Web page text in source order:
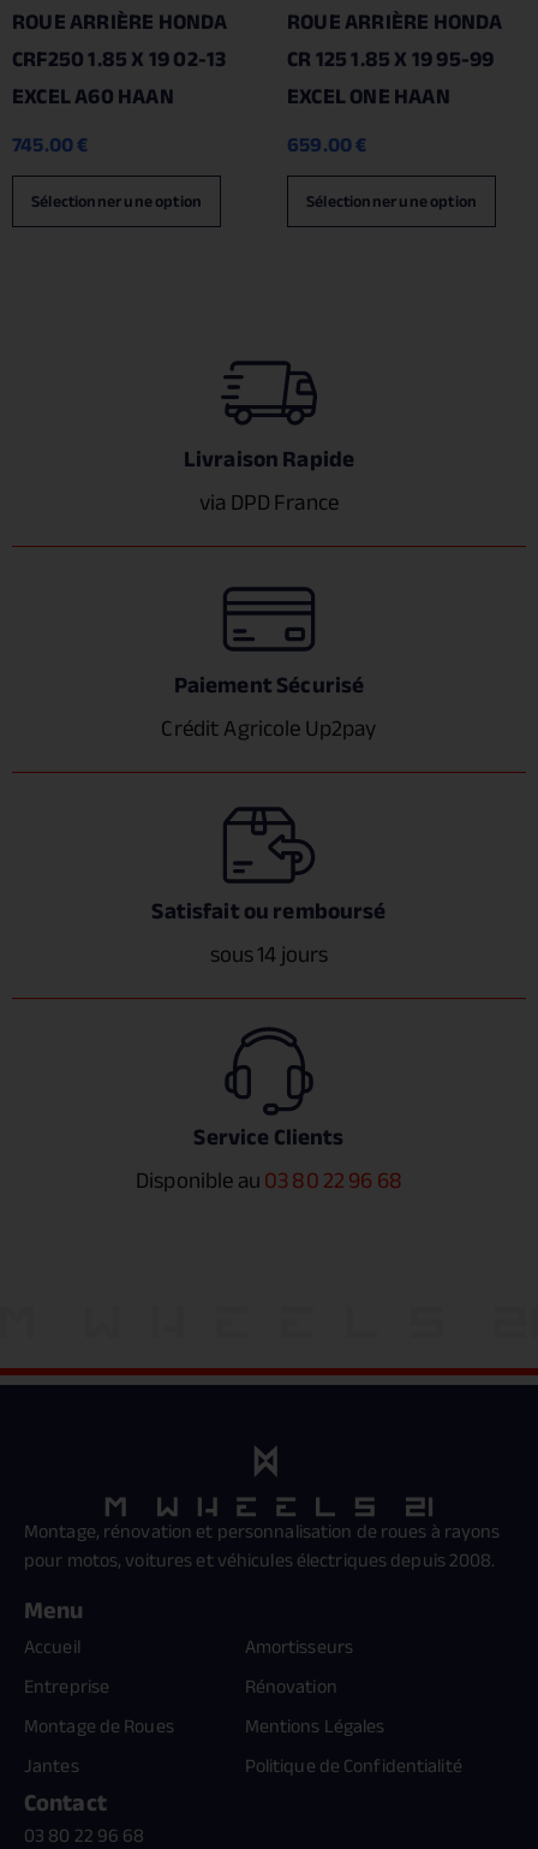
ROUE ARRIÈRE HONDA
CRF250 1.85 X 19 02-13
EXCEL A60 HAAN
745.00€
Sélectionner une option
ROUE ARRIÈRE HONDA
CR 125 1.85 X 19 95-99
EXCEL ONE HAAN
659.00€
Sélectionner une option
Livraison Rapide
via DPD France
Paiement Sécurisé
Crédit Agricole Up2pay
Satisfait ou remboursé
sous 14 jours
Service Clients
Disponible au03 80 22 96 68
Montage, rénovation et personnalisation de roues à rayons
pour motos, voitures et véhicules électriques depuis 2008.
Menu
Accueil
Entreprise
Montage de Roues
Jantes
Amortisseurs
Rénovation
Mentions Légales
Politique de Confidentialité
Contact
03 80 22 96 68